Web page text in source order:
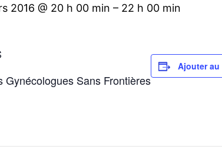
2016 @ 20 h 00 min – 22 h 00 min
Gynécologues Sans Frontières
Ajouter